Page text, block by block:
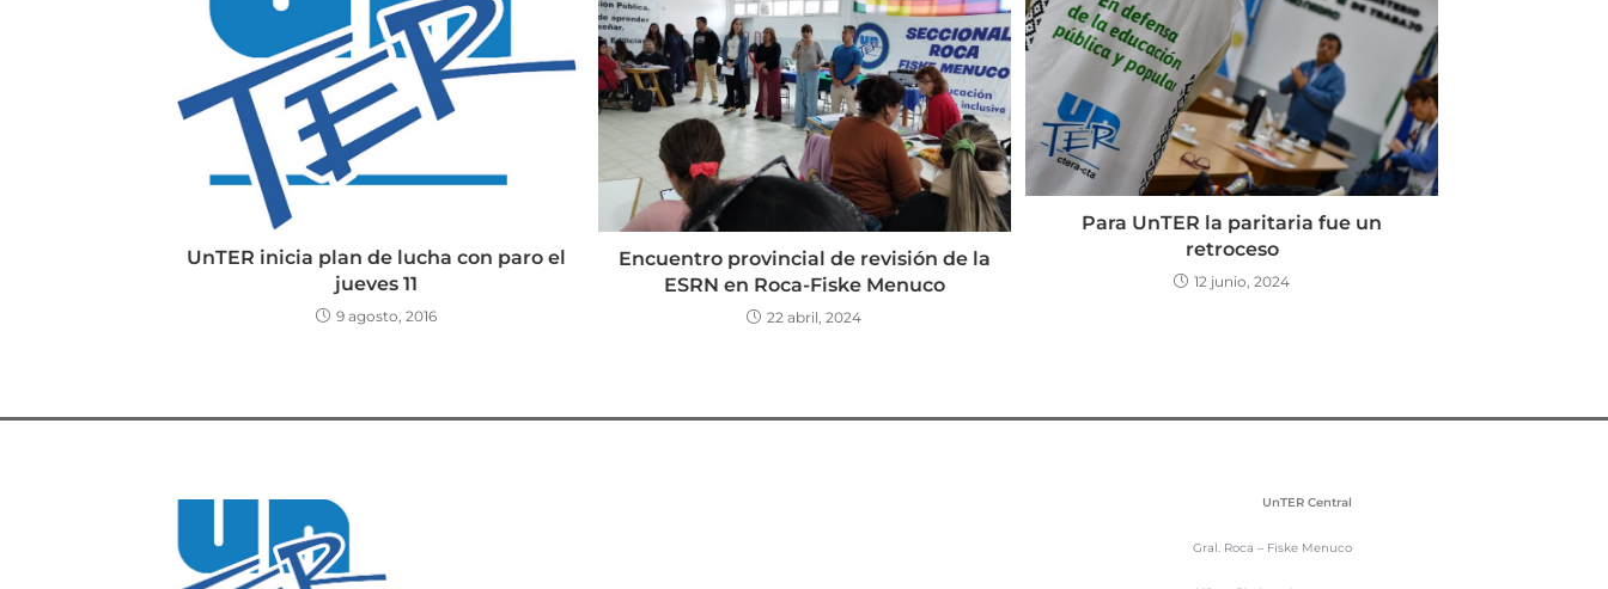
UnTER inicia plan de lucha con paro el
jueves 11
9 agosto, 2016
Encuentro provincial de revisión de la
ESRN en Roca-Fiske Menuco
22 abril, 2024
Para UnTER la paritaria fue un
retroceso
12 junio, 2024
UnTER Central
Gral. Roca – Fiske Menuco